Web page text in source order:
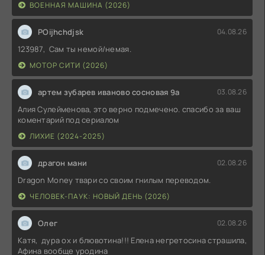
ВОЕННАЯ МАШИНА (2026)
POijhchdjsk 04.08.26
123987, Сам ты немой/немая.
МОТОР СИТИ (2026)
артем зубарев иваново сосновая 9а 03.08.26
Алия Сулейменова, это верно подмечено. спасибо за ваш
коментарий под сериалом
ЛИХИЕ (2024-2025)
драгон мани 02.08.26
Dragon Money твари со своим гнилым переводом.
ЧЕЛОВЕК-ПАУК: НОВЫЙ ДЕНЬ (2026)
Олег 02.08.26
Катя, дура ох и блювотина!!! Елена негретосина страшила,
Афина вообще уродина